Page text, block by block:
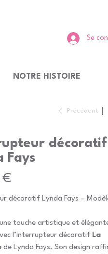
Se
NOTRE HISTOIRE
Précédent
décoratif
Fays
€
décoratif Lynda Fays –
touche artistique et
l’interrupteur décoratif La
de Lynda Fays. Son design